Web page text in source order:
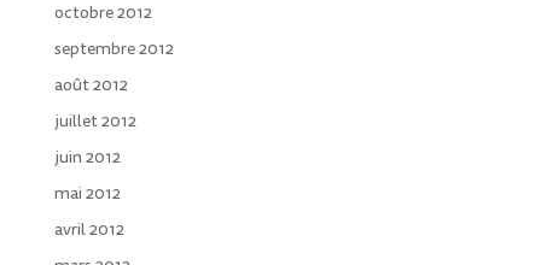
octobre 2012
septembre 2012
août 2012
juillet 2012
juin 2012
mai 2012
avril 2012